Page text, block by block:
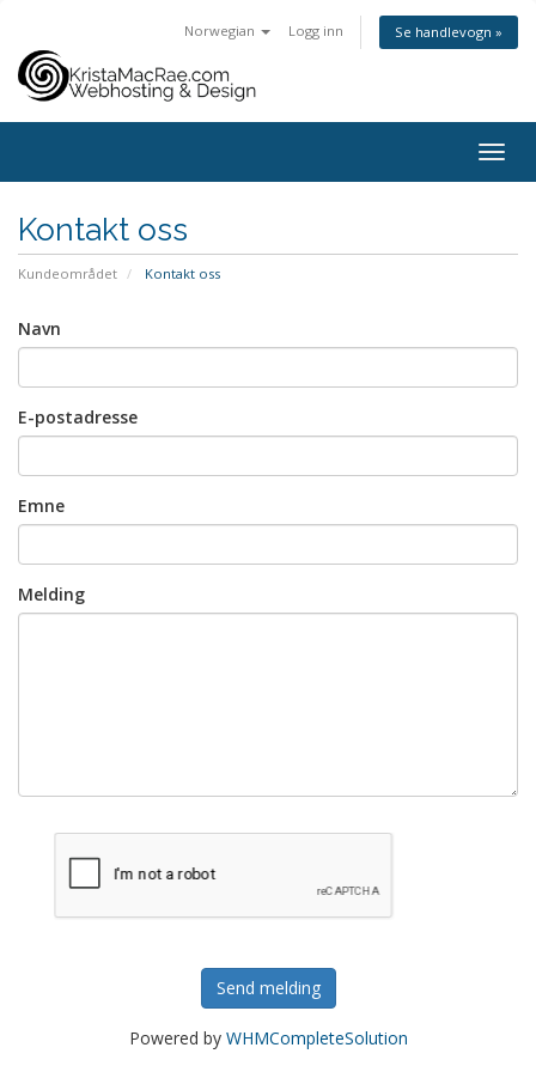
Norwegian Logg inn Se handlevogn »
Kontakt oss
Kundeområdet Kontakt oss
Navn
E-postadresse
Emne
Melding
Send melding
Powered by WHMCompleteSolution